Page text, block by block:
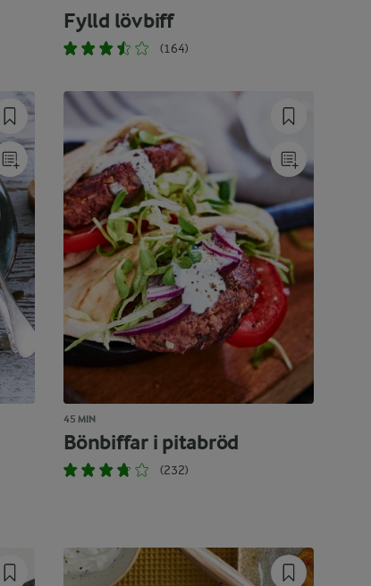
Fylld lövbiff
(164)
45 MIN
Bönbiffar i pitabröd
(232)